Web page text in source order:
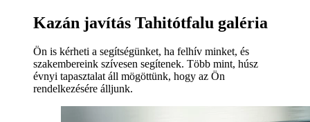
Kazán javítás Tahitótfalu galéria
Ön is kérheti a segítségünket, ha felhív minket, és
szakembereink szívesen segítenek. Több mint, húsz
évnyi tapasztalat áll mögöttünk, hogy az Ön
rendelkezésére álljunk.